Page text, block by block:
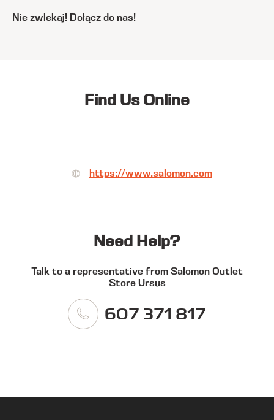
Nie zwlekaj! Dołącz do nas!
Find Us Online
https://www.salomon.com
Need Help?
Talk to a representative from Salomon Outlet
Store Ursus
607 371 817